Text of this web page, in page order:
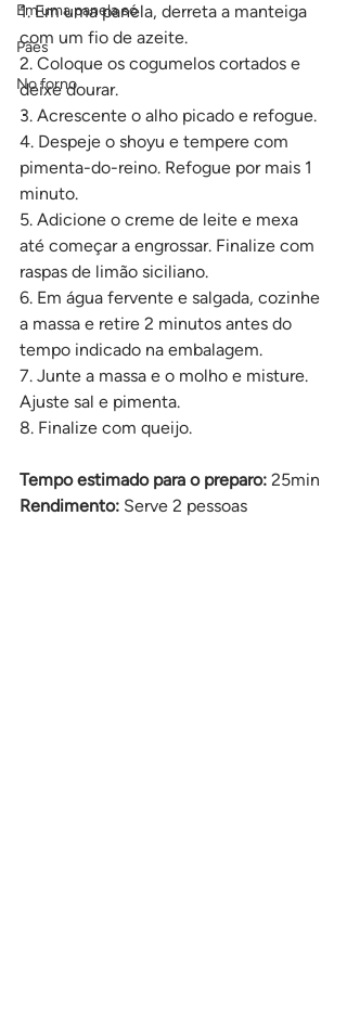
Em uma panela só
Pães
No forno
1. Em uma panela, derreta a manteiga
com um fio de azeite.
2. Coloque os cogumelos cortados e
deixe dourar.
3. Acrescente o alho picado e refogue.
4. Despeje o shoyu e tempere com
pimenta-do-reino. Refogue por mais 1
minuto.
5. Adicione o creme de leite e mexa
até começar a engrossar. Finalize com
raspas de limão siciliano.
6. Em água fervente e salgada, cozinhe
a massa e retire 2 minutos antes do
tempo indicado na embalagem.
7. Junte a massa e o molho e misture.
Ajuste sal e pimenta.
8. Finalize com queijo.
Tempo estimado para o preparo: 25min
Rendimento: Serve 2 pessoas